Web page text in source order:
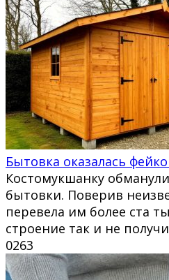
Бытовка оказалась
Костомукшанку
бытовки. Поверив
перевела им более ста
строение так и не
0263